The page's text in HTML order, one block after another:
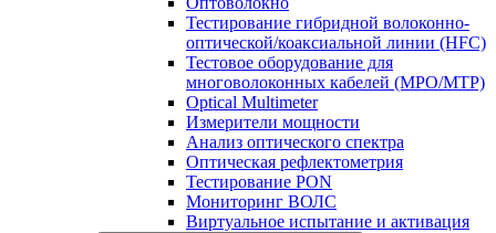
Тестирование гибридной волоконно-
оптической/коаксиальной линии (HFC)
Тестовое оборудование для
многоволоконных кабелей (MPO/MTP)
Optical Multimeter
Измерители мощности
Анализ оптического спектра
Оптическая рефлектометрия
Тестирование PON
Мониторинг ВОЛС
Виртуальное испытание и активация